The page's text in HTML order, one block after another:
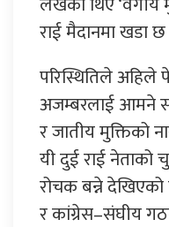
राई मैदानमा खडा छ
परिस्थितिले अहिले
अजम्बरलाई आमने
र जातीय मुक्तिको
यी दुई राई नेताको
रोचक बन्ने देखिएको
र कांग्रेस–संघीय